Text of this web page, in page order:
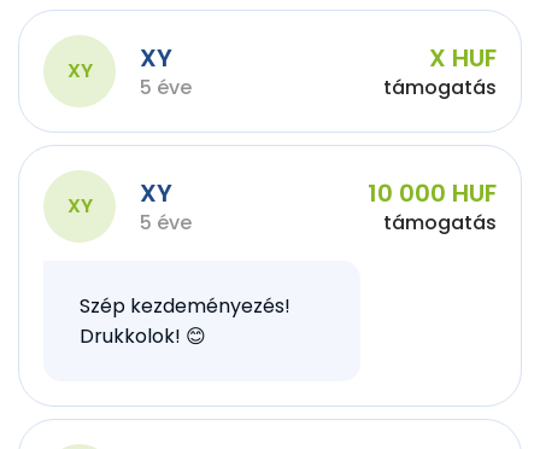
XY XY
5 éve
X HUF
támogatás
XY XY
5 éve
10 000 HUF
támogatás
Szép kezdeményezés!
Drukkolok! 😊